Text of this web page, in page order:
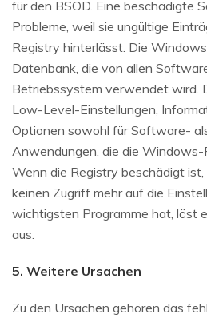
für den BSOD. Eine beschädigte
Probleme, weil sie ungültige
Registry hinterlässt. Die
Datenbank, die von allen
Betriebssystem verwendet wird.
Low-Level-Einstellungen,
Optionen sowohl für Software-
Anwendungen, die die Windows-
Wenn die Registry beschädigt
keinen Zugriff mehr auf die
wichtigsten Programme hat, löst
aus.
5. Weitere Ursachen
Zu den Ursachen gehören das